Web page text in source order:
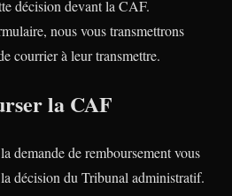
décision devant la CAF.
nous vous transmettrons
courrier à leur transmettre.
la CAF
demande de remboursement vous
la décision du Tribunal administratif.